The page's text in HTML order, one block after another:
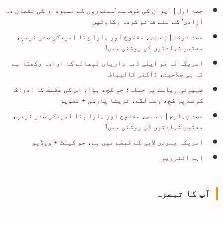
حصۂ اول | ایران کی طرف سے 'سمندروں کے نمبردار کی نقصان دہ
آزادی' کے لئے قائم کردہ رکاوٹیں
حصۂ دوئم | بے بس، مفلوج اور ہارا پٹا امریکی صدر ٹرمپ،
معتبر شہادتوں کی روشنی میں!
امریکہ نہ تو اپنی ذمہ داریاں نبھانے کا ارادہ رکھتا ہے
نہ ہی صلاحیت، ڈآکٹر قالیباف
صہیونی ریاست پر حملہ؛ جو کچھ ہؤا، اس کی عظمت کا ادراک
کرنے پر کچھ وقت لگے، ٹریٹا پارسی + تصویر
حصۂ چہارم | بے بس، مفلوج اور ہارا پٹا امریکی صدر ٹرمپ،
معتبر شہادتوں کی روشنی میں!
امریکہ یہودی لابی کے قبضے میں ہے، جو کینٹ + ویڈیو
اہم انٹرویو
آپ کا تبصرہ